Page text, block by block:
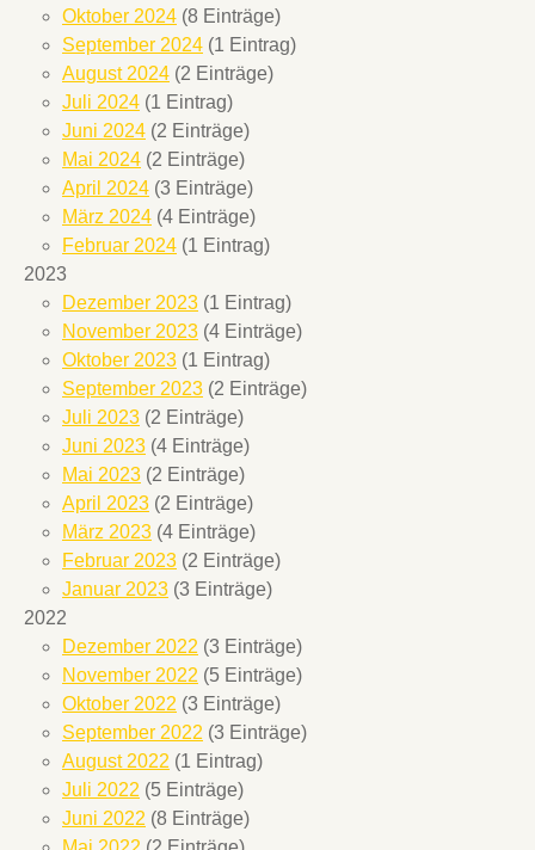
Oktober 2024 (8 Einträge)
September 2024 (1 Eintrag)
August 2024 (2 Einträge)
Juli 2024 (1 Eintrag)
Juni 2024 (2 Einträge)
Mai 2024 (2 Einträge)
April 2024 (3 Einträge)
März 2024 (4 Einträge)
Februar 2024 (1 Eintrag)
2023
Dezember 2023 (1 Eintrag)
November 2023 (4 Einträge)
Oktober 2023 (1 Eintrag)
September 2023 (2 Einträge)
Juli 2023 (2 Einträge)
Juni 2023 (4 Einträge)
Mai 2023 (2 Einträge)
April 2023 (2 Einträge)
März 2023 (4 Einträge)
Februar 2023 (2 Einträge)
Januar 2023 (3 Einträge)
2022
Dezember 2022 (3 Einträge)
November 2022 (5 Einträge)
Oktober 2022 (3 Einträge)
September 2022 (3 Einträge)
August 2022 (1 Eintrag)
Juli 2022 (5 Einträge)
Juni 2022 (8 Einträge)